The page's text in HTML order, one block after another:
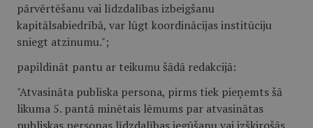
pārvērtēšanu vai līdzdalības izbeigšanu
kapitālsabiedrībā, var lūgt koordinācijas institūciju
sniegt atzinumu.";
papildināt pantu ar teikumu šādā redakcijā:
"Atvasināta publiska persona, pirms tiek pieņemts šā
likuma 5. pantā minētais lēmums par atvasinātas